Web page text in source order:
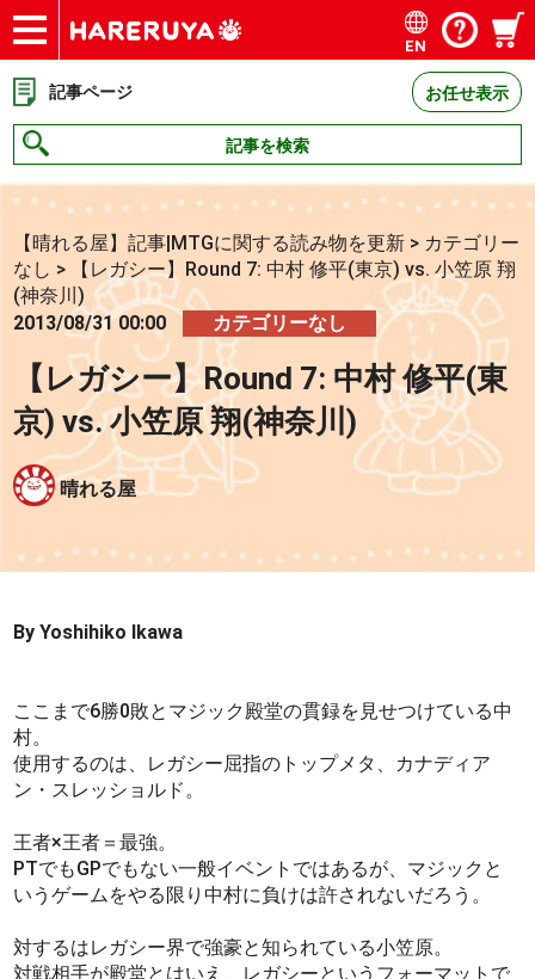
ショップ
買取
記事
デッキ検索
デッキ構築
選手一覧
店舗一覧
イベント
お問い合わせ
EN
記事ページ お任せ表示
記事を検索
【晴れる屋】記事|MTGに関する読み物を更新 > カテゴリー
なし >
【レガシー】Round 7: 中村 修平(東京) vs. 小笠原 翔
(神奈川)
2013/08/31 00:00
カテゴリーなし
【レガシー】Round 7: 中村 修平(東
京) vs. 小笠原 翔(神奈川)
晴れる屋
By Yoshihiko Ikawa
ここまで6勝0敗とマジック殿堂の貫録を見せつけている中
村。
使用するのは、レガシー屈指のトップメタ、カナディア
ン・スレッショルド。
王者×王者＝最強。
PTでもGPでもない一般イベントではあるが、マジックと
いうゲームをやる限り中村に負けは許されないだろう。
対するはレガシー界で強豪と知られている小笠原。
対戦相手が殿堂とはいえ、レガシーというフォーマットで